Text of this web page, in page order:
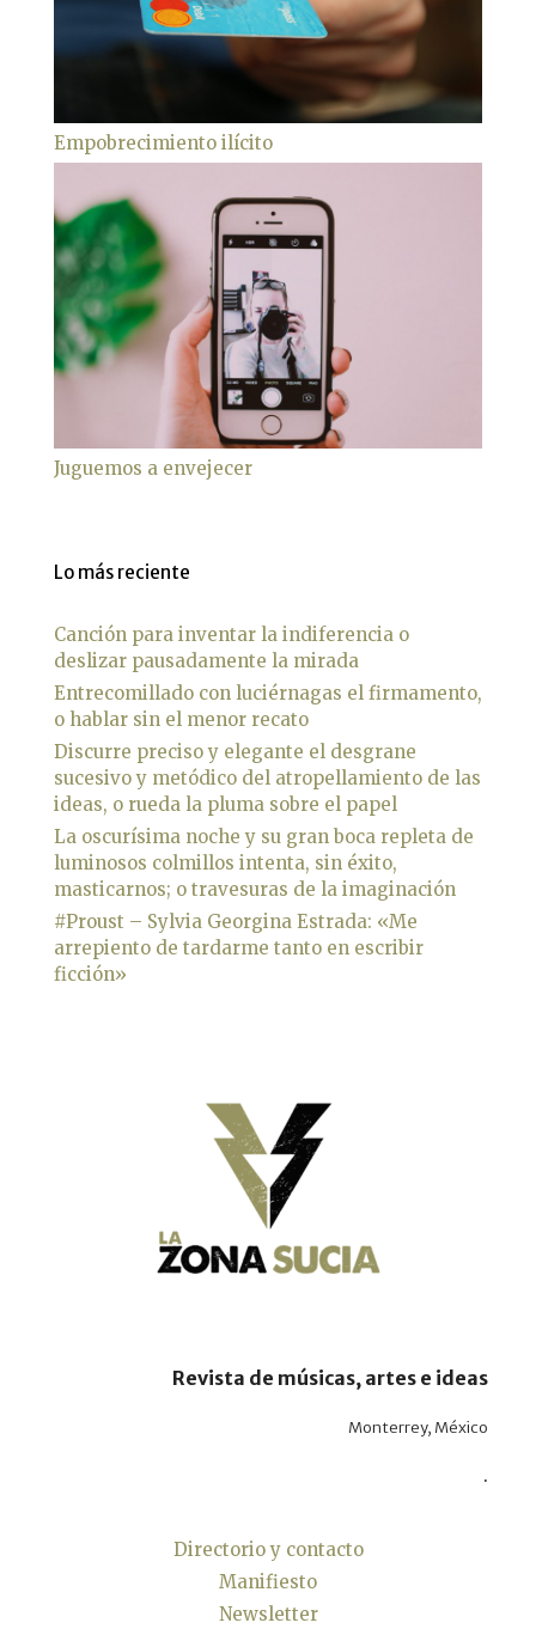
Empobrecimiento ilícito
Juguemos a envejecer
Lo más reciente
Canción para inventar la indiferencia o
deslizar pausadamente la mirada
Entrecomillado con luciérnagas el firmamento,
o hablar sin el menor recato
Discurre preciso y elegante el desgrane
sucesivo y metódico del atropellamiento de las
ideas, o rueda la pluma sobre el papel
La oscurísima noche y su gran boca repleta de
luminosos colmillos intenta, sin éxito,
masticarnos; o travesuras de la imaginación
#Proust – Sylvia Georgina Estrada: «Me
arrepiento de tardarme tanto en escribir
ficción»
Revista de músicas, artes e ideas
Monterrey, México
.
Directorio y contacto
Manifiesto
Newsletter